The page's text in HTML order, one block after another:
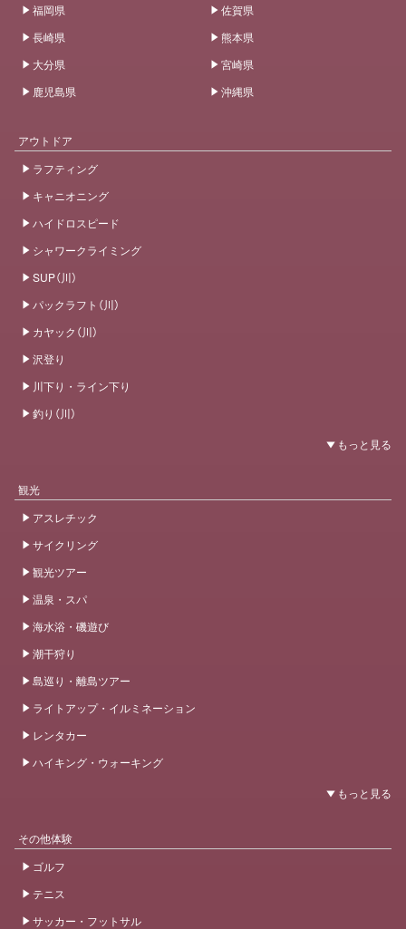
福岡県
佐賀県
長崎県
熊本県
大分県
宮崎県
鹿児島県
沖縄県
アウトドア
ラフティング
キャニオニング
ハイドロスピード
シャワークライミング
SUP（川）
パックラフト（川）
カヤック（川）
沢登り
川下り・ライン下り
釣り（川）
観光
アスレチック
サイクリング
観光ツアー
温泉・スパ
海水浴・磯遊び
潮干狩り
島巡り・離島ツアー
ライトアップ・イルミネーション
レンタカー
ハイキング・ウォーキング
その他体験
ゴルフ
テニス
サッカー・フットサル